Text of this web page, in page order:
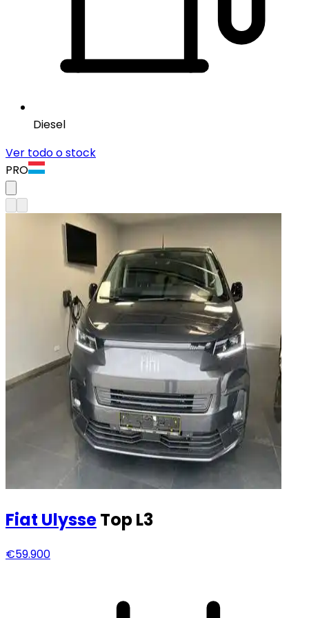
Diesel
Ver todo o stock
PRO
Fiat UlysseTop L3
€59.900